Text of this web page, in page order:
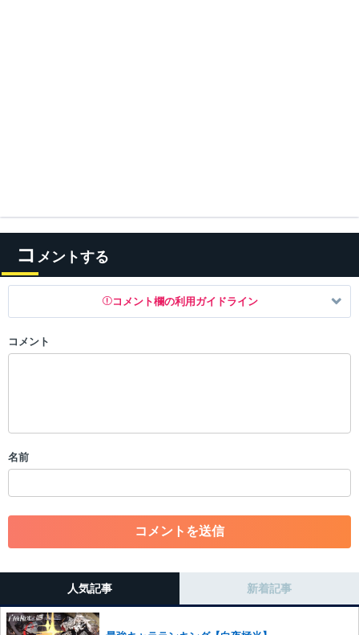
コ メントする
コメント欄の利用ガイドライン
以下の書き込みを禁止とし、場合によってはコメント削除や書き込み制
・一度削除された投稿を再び投稿すること
・アカウントの売買など金銭が絡む内容の投稿
・各ゲームのネタバレを含む内容の投稿
・その他、管理者が不適切と判断した投稿
だけますでしょうか。
コメントの削除を申請する※投稿内容を確認後、順次対応さ
せていただきます。ご了承ください。
コメント
名前
人気記事 新着記事